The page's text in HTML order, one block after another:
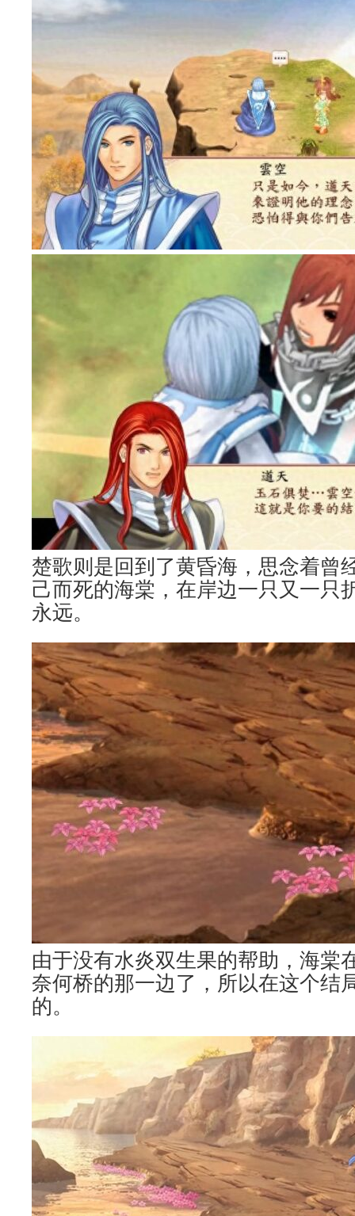
楚歌则是回到了黄昏海，思念着曾
己而死的海棠，在岸边一只又一只
永远。
由于没有水炎双生果的帮助，海棠
奈何桥的那一边了，所以在这个结
的。